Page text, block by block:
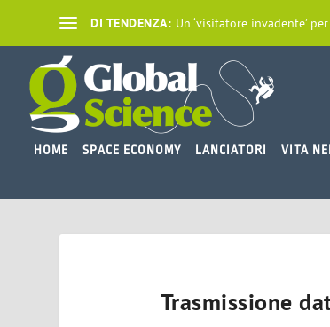
DI TENDENZA: Un ‘visitatore invadente’
HOME SPACE ECONOMY LANCIATORI VITA
Trasmissione